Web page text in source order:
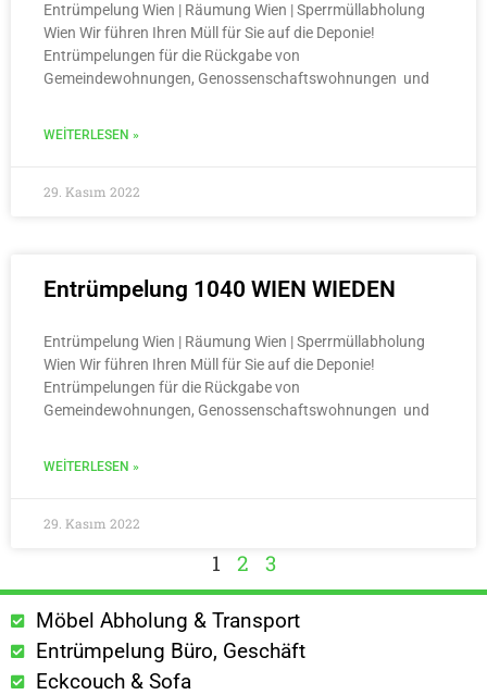
Entrümpelung Wien | Räumung Wien | Sperrmüllabholung
Wien Wir führen Ihren Müll für Sie auf die Deponie!
Entrümpelungen für die Rückgabe von
Gemeindewohnungen, Genossenschaftswohnungen und
WEITERLESEN »
29. Kasım 2022
Entrümpelung 1040 WIEN WIEDEN
Entrümpelung Wien | Räumung Wien | Sperrmüllabholung
Wien Wir führen Ihren Müll für Sie auf die Deponie!
Entrümpelungen für die Rückgabe von
Gemeindewohnungen, Genossenschaftswohnungen und
WEITERLESEN »
29. Kasım 2022
1 2 3
Möbel Abholung & Transport
Entrümpelung Büro, Geschäft
Eckcouch & Sofa